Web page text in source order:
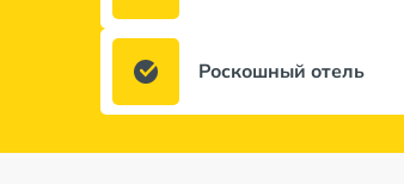
Роскошный отель